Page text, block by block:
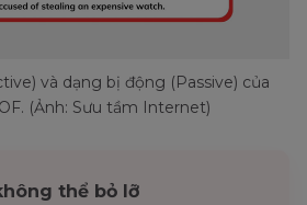
và dạng bị động (Passive) của
(Ảnh: Sưu tầm Internet)
thể bỏ lỡ